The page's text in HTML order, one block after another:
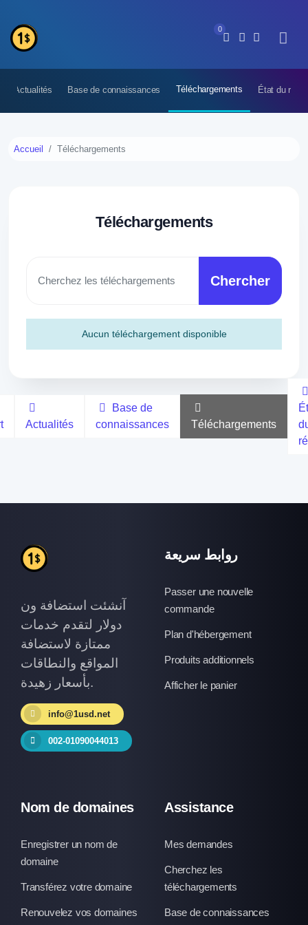
0
Actualités Base de connaissances Téléchargements État du
Accueil Téléchargements
Téléchargements
Chercher
Aucun téléchargement disponible
Actualités
Base de
connaissances
Téléchargements
آنشئت استضافة ون
دولار لتقدم خدمات
ممتازة لاستضافة
المواقع والنطاقات
بأسعار زهيدة.
info@1usd.net
002-01090044013
روابط سريعة
Passer une nouvelle
commande
Plan d'hébergement
Produits additionnels
Afficher le panier
Nom de domaines
Enregistrer un nom de
domaine
Transférez votre domaine
Renouvelez vos domaines
Assistance
Mes demandes
Cherchez les
téléchargements
Base de connaissances